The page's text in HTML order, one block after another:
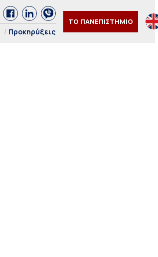
Προκηρύξεις
ΤΟ ΠΑΝΕΠΙΣΤΗΜΙΟ